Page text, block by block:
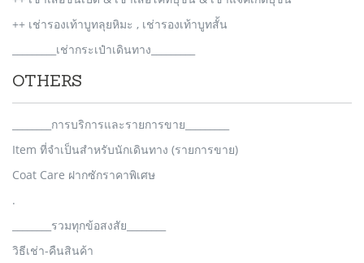
++ เช่ารองเท้าบูทลุยหิมะ , เช่ารองเท้าบูทสั้น
_________เช่ากระเป๋าเดินทาง_________
OTHERS
________การบริการและรายการขาย_________
Item ที่จำเป็นสำหรับนักเดินทาง (รายการขาย)
Coat Care ฝากซักราคาพิเศษ
.
________รวมทุกข้อสงสัย________
วิธีเช่า-คืนสินค้า